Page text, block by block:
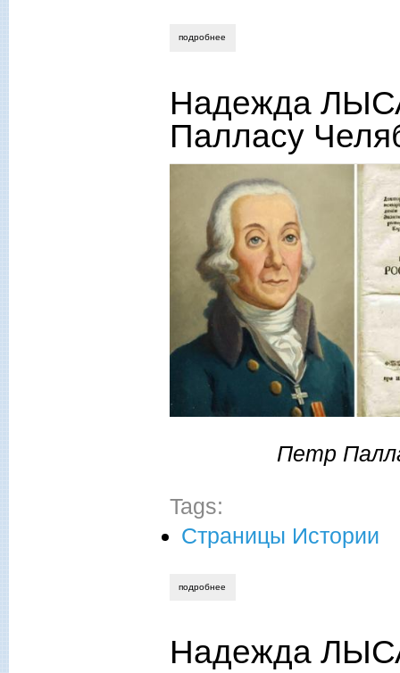
подробнее
Надежда
Палласу
Петр
Tags:
Страницы Истории
подробнее
Надежда